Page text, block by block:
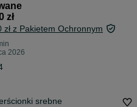
zł
zł z Pakietem Ochronnym
2026
srebne